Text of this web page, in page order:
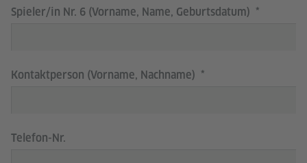
Spieler/in Nr. 6 (Vorname, Name, Geburtsdatum)
Kontaktperson (Vorname, Nachname)
Telefon-Nr.